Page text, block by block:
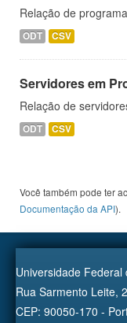
Relação de
ODT CSV
Servidores em
Relação de
ODT CSV
Você também pode ter
Documentação da API).
Universidade
Rua Sarmento Leite,
CEP: 90050-170 -